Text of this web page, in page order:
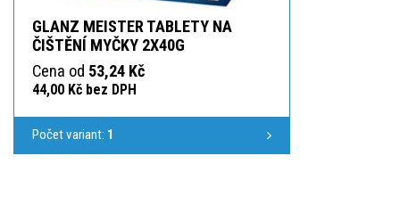
GLANZ MEISTER TABLETY NA
ČIŠTĚNÍ MYČKY 2X40G
Cena od 53,24 Kč
44,00 Kč bez DPH
Počet variant: 1